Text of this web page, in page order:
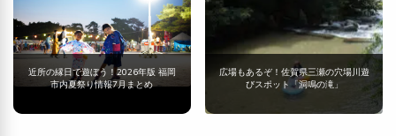
近所の縁日で遊ぼう！2026年版 福岡
市内夏祭り情報7月まとめ
広場もあるぞ！佐賀県三瀬の穴場川遊
びスポット「洞鳴の滝」